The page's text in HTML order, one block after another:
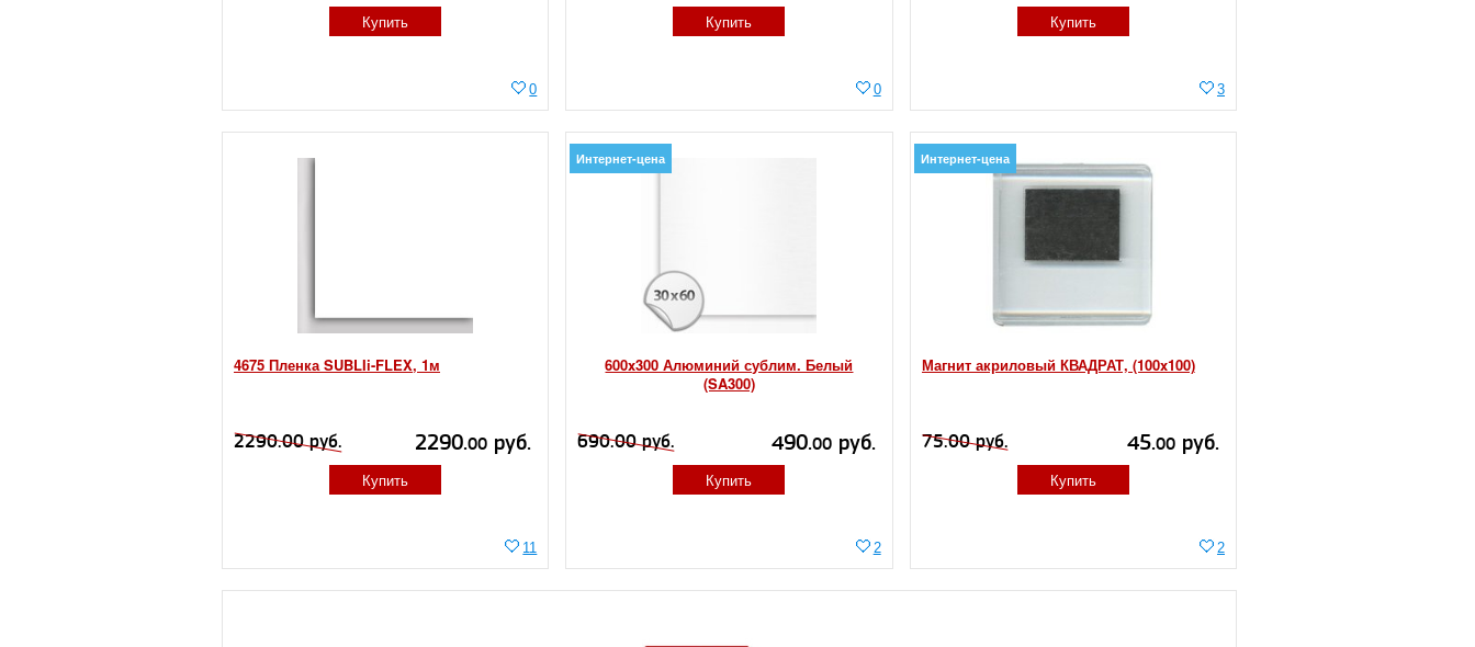
0
Купить
0
Купить
3
Купить
4675 Пленка SUBLIi-FLEX, 1м
11
2290.00 руб. 2290.00 руб.
Купить
600x300 Алюминий сублим. Белый
(SA300)
2
Интернет-цена
690.00 руб. 490.00руб.
Купить
Магнит акриловый КВАДРАТ, (100x100)
2
Интернет-цена
75.00 руб. 45.00руб.
Купить